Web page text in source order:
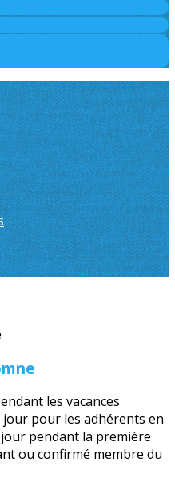
les vacances
pour les adhérents en
pendant la première
ou confirmé membre du